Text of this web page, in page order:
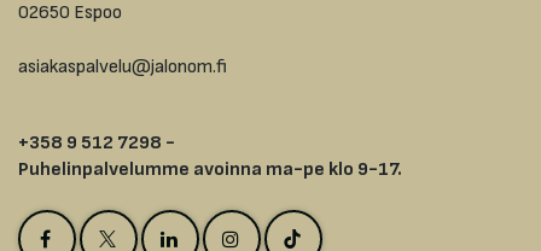
02650 Espoo
asiakaspalvelu@jalonom.fi
+358 9 512 7298 -
Puhelinpalvelumme avoinna ma-pe klo 9-17.